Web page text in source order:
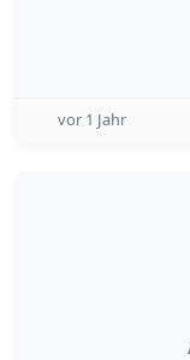
vor 1 Jahr